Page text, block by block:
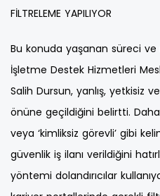
FİLTRELEME YAPILIYOR
Bu konuda yaşanan süreci
İşletme Destek Hizmetleri
Salih Dursun, yanlış, yetkisiz
önüne geçildiğini belirtti. Daha
veya ‘kimliksiz görevli’ gibi
güvenlik iş ilanı verildiğini
yöntemi dolandırıcılar